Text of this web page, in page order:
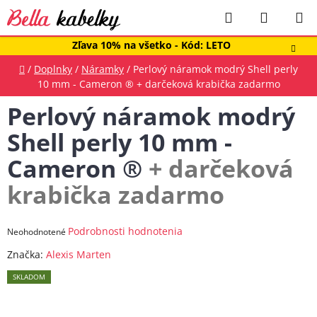
Prejsť
na
obsah
Zľava 10% na všetko - Kód: LETO
Hľadať
KOŠÍK
Domov
/ Doplnky / Náramky / Perlový náramok modrý Shell perly
10 mm - Cameron ® + darčeková krabička zadarmo
Perlový náramok modrý
Shell perly 10 mm -
Cameron ® + darčeková
krabička zadarmo
Priemerné
produktu
je
Neohodnotené Podrobnosti hodnotenia
Značka: Alexis Marten
SKLADOM